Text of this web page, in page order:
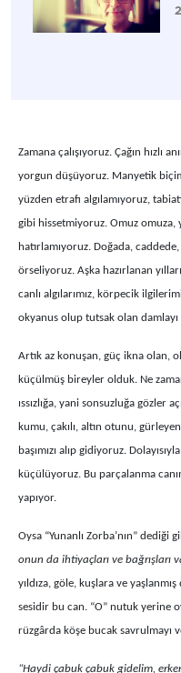
Zamana çalışıyoruz. Çağın hızlı
yorgun düşüyoruz. Manyetik
yüzden etrafı algılamıyoruz,
gibi hissetmiyoruz. Omuz
hatırlamıyoruz. Doğada,
örseliyoruz. Aşka hazırlanan
canlı algılarımız, körpecik
okyanus olup tutsak olan
Artık az konuşan, güç ikna olan,
küçülmüş bireyler olduk. Ne
ıssızlığa, yani sonsuzluğa gözler
kumu, çakılı, altın otunu,
başımızı alıp gidiyoruz.
küçülüyoruz. Bu parçalanma
yapıyor.
Oysa “Yunanlı Zorba’nın” dediği
onun da ihtiyaçları ve bağrışları
yıldıza, göle, kuşlara ve
sesidir bu can. “O” nutuk yerine
rüzgârda köşe bucak savrulmayı
“Haydi çabuk çabuk gidelim,